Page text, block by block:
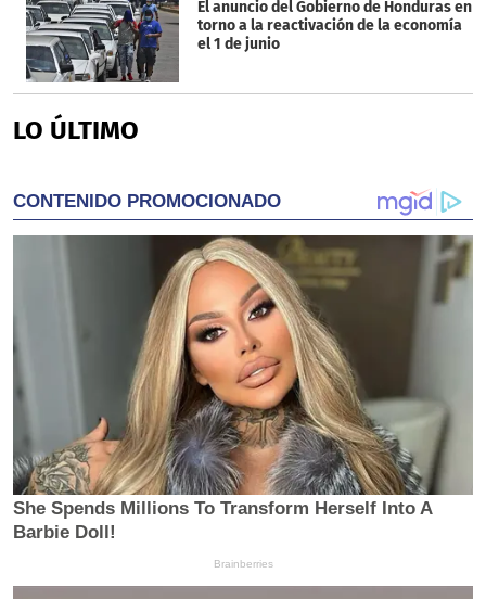
El anuncio del Gobierno de Honduras en
torno a la reactivación de la economía
el 1 de junio
LO ÚLTIMO